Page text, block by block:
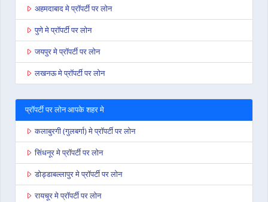
अहमदाबाद मे प्रॉपर्टी पर लोन
पुणे मे प्रॉपर्टी पर लोन
जयपुर मे प्रॉपर्टी पर लोन
लखनऊ मे प्रॉपर्टी पर लोन
प्रॉपर्टी पर लोन आपके शहर मे
कलाबुरगी (गुलबर्गा) मे प्रॉपर्टी पर लोन
सिंधनूर मे प्रॉपर्टी पर लोन
डोड्डाबल्लापुर मे प्रॉपर्टी पर लोन
रायचूर मे प्रॉपर्टी पर लोन